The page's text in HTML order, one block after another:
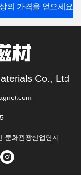
의 가격을 얻으세요
Co., Ltd
문화관광산업단지